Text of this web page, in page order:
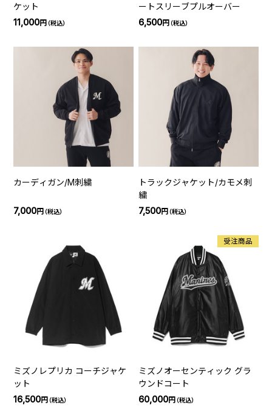
ケット
11,000円（税込）
ートスリーブプルオーバー
6,500円（税込）
カーディガン/M刺繍
7,000円（税込）
トラックジャケット/カモメ刺
繍
7,500円（税込）
ミズノレプリカ コーチジャケ
ット
16,500円（税込）
受注商品
ミズノオーセンティック グラ
ウンドコート
60,000円（税込）